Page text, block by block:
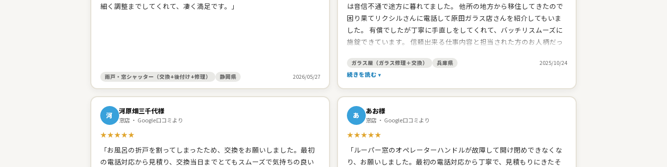
細く調整までしてくれて、凄く満足です。」
雨戸・窓シャッター（交換+後付け+修理） 静岡県 2026/05/27
は音信不通で途方に暮れてました。 他所の地方から移住してきたので
困り果てリクシルさんに電話して原田ガラス店さんを紹介してもいま
した。 有償でしたが丁寧に手直しをしてくれて、バッチリスムーズに
施錠できています。 信頼出来る仕事内容と担当された方のお人柄だっ
頂きました。開け締めの調子の悪いとこも相談すると丁寧に見てくれ
ました。 建築した工務店みたいに手抜きはしない、しっかりと仕事を
してくれます。 台所シンクのことも対応してくれるし。心強いお店だ
ガラス屋（ガラス修理＋交換） 兵庫県 2025/10/24
続きを読む
河 河原畑三千代様
窓店 ・ Google口コミより
★★★★★
「お風呂の折戸を割ってしまったため、交換をお願いしました。最初
の電話対応から見積り、交換当日までとてもスムーズで気持ちの良い
あ あお様
窓店 ・ Google口コミより
★★★★★
「ルーパー窓のオペレーターハンドルが故障して開け閉めできなくな
り、お願いしました。最初の電話対応から丁寧で、見積もりにきたそ